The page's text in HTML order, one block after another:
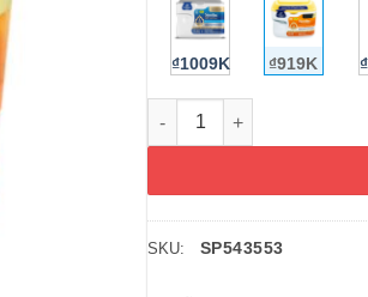
₫1009K ₫919K
Sữa Similac cho bé hay
SKU: SP543553